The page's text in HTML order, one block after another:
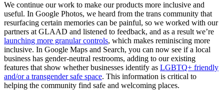
We continue our work to make our products more inclusive and
useful. In Google Photos, we heard from the trans community that
resurfacing certain memories can be painful, so we worked with our
partners at GLAAD and listened to feedback, and as a result we’re
launching more granular controls, which makes reminiscing more
inclusive. In Google Maps and Search, you can now see if a local
business has gender-neutral restrooms, adding to our existing
features that show whether businesses identify as LGBTQ+ friendly
and/or a transgender safe space. This information is critical to
helping the community find safe and welcoming places.